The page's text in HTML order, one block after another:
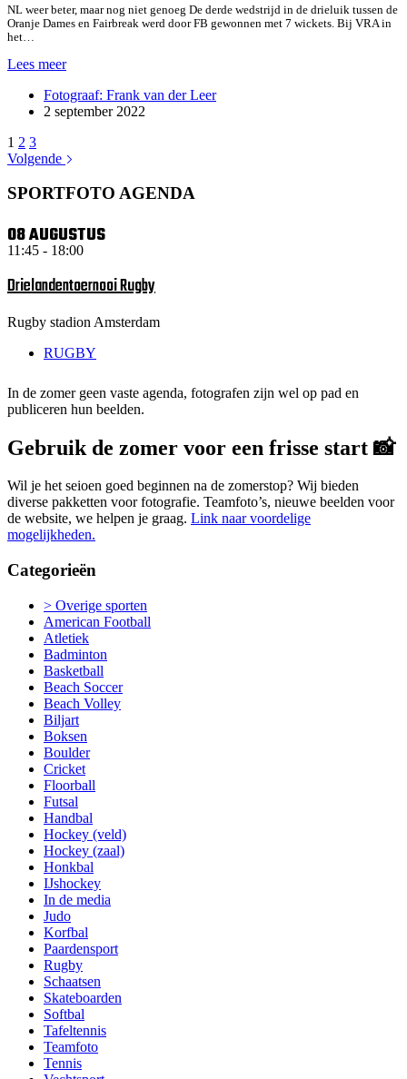
NL weer beter, maar nog niet genoeg De derde wedstrijd in de drieluik tussen de
Oranje Dames en Fairbreak werd door FB gewonnen met 7 wickets. Bij VRA in
het…
Lees meerCricket
T20
NEDERLAND
Fotograaf: Frank van der Leer
2 september 2022
1 2 3
Volgende
SPORTFOTO AGENDA
08 AUGUSTUS
11:45 - 18:00
Drielandentoernooi Rugby
Rugby stadion Amsterdam
RUGBY
In de zomer geen vaste agenda, fotografen zijn wel op pad en
publiceren hun beelden.
Gebruik de zomer voor een frisse start 📸
Wil je het seioen goed beginnen na de zomerstop? Wij bieden
diverse pakketten voor fotografie. Teamfoto’s, nieuwe beelden voor
de website, we helpen je graag. Link naar voordelige
mogelijkheden.
Categorieën
> Overige sporten
American Football
Atletiek
Badminton
Basketball
Beach Soccer
Beach Volley
Biljart
Boksen
Boulder
Cricket
Floorball
Futsal
Handbal
Hockey (veld)
Hockey (zaal)
Honkbal
IJshockey
In de media
Judo
Korfbal
Paardensport
Rugby
Schaatsen
Skateboarden
Softbal
Tafeltennis
Teamfoto
Tennis